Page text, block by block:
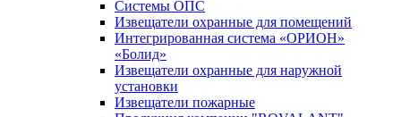
Системы ОПС
Извещатели охранные для помещений
Интегрированная система «ОРИОН»
«Болид»
Извещатели охранные для наружной
установки
Извещатели пожарные